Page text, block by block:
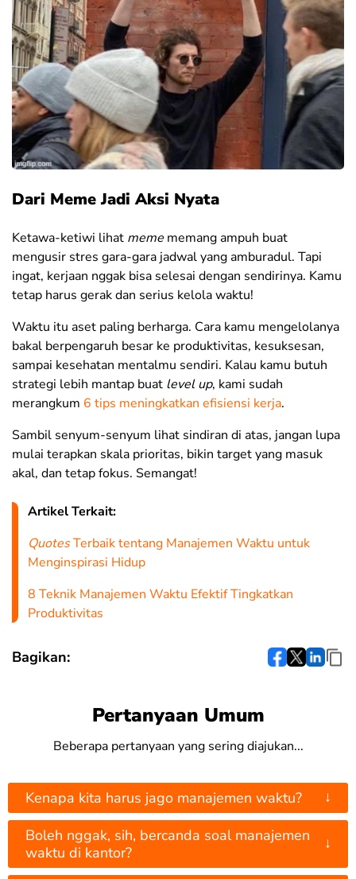
Dari Meme Jadi Aksi Nyata
Ketawa-ketiwi lihat meme memang ampuh buat
mengusir stres gara-gara jadwal yang amburadul. Tapi
ingat, kerjaan nggak bisa selesai dengan sendirinya. Kamu
tetap harus gerak dan serius kelola waktu!
Waktu itu aset paling berharga. Cara kamu mengelolanya
bakal berpengaruh besar ke produktivitas, kesuksesan,
sampai kesehatan mentalmu sendiri. Kalau kamu butuh
strategi lebih mantap buat level up, kami sudah
merangkum 6 tips meningkatkan efisiensi kerja.
Sambil senyum-senyum lihat sindiran di atas, jangan lupa
mulai terapkan skala prioritas, bikin target yang masuk
akal, dan tetap fokus. Semangat!
Artikel Terkait:
QuotesTerbaik tentang Manajemen Waktu untuk
Menginspirasi Hidup
8 Teknik Manajemen Waktu Efektif Tingkatkan
Produktivitas
Bagikan:
Pertanyaan Umum
Beberapa pertanyaan yang sering diajukan...
Kenapa kita harus jago manajemen waktu? ↓
Boleh nggak, sih, bercanda soal manajemen
waktu di kantor?
↓